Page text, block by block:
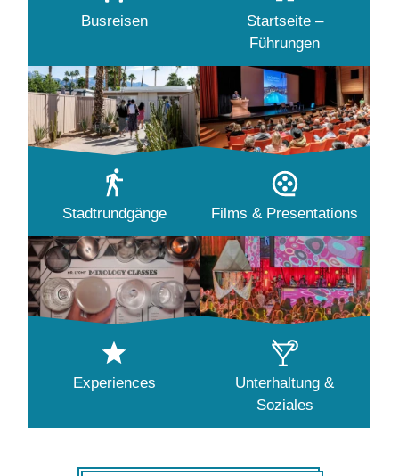
Busreisen
Startseite –
Führungen
Stadtrundgänge Films & Presentations
Experiences
Unterhaltung &
Soziales